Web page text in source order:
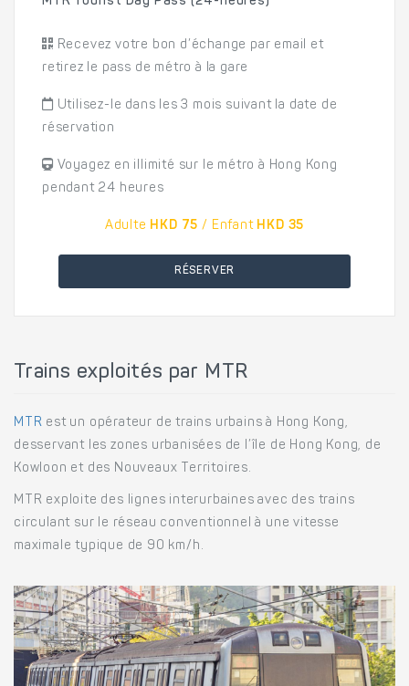
Recevez votre bon d’échange par email et
retirez le pass de métro à la gare
Utilisez-le dans les 3 mois suivant la date de
réservation
Voyagez en illimité sur le métro à Hong Kong
pendant 24 heures
Adulte HKD 75 / Enfant HKD 35
RÉSERVER
Trains exploités par MTR
MTR est un opérateur de trains urbains à Hong Kong,
desservant les zones urbanisées de l’île de Hong Kong, de
Kowloon et des Nouveaux Territoires.
MTR exploite des lignes interurbaines avec des trains
circulant sur le réseau conventionnel à une vitesse
maximale typique de 90 km/h.